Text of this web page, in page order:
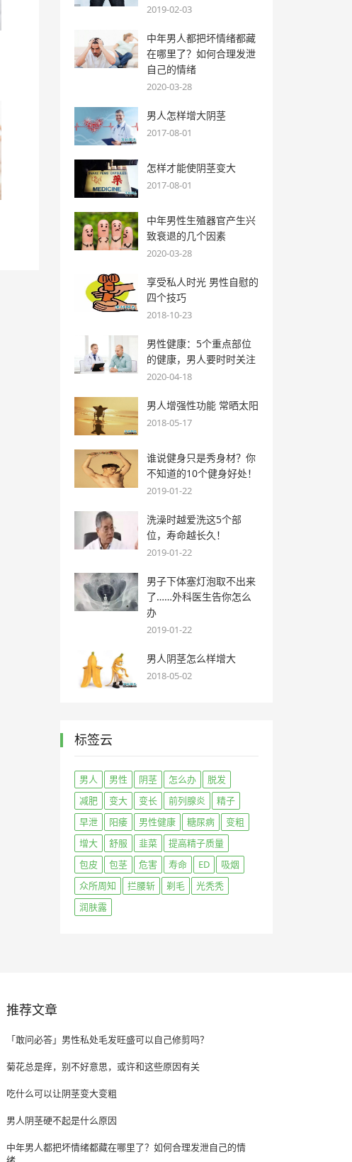
2019-02-03
中年男人都把坏情绪都藏
在哪里了？如何合理发泄
自己的情绪
2020-03-28
男人怎样增大阴茎
2017-08-01
怎样才能使阴茎变大
2017-08-01
中年男性生殖器官产生兴
致衰退的几个因素
2020-03-28
享受私人时光 男性自慰的
四个技巧
2018-10-23
男性健康：5个重点部位
的健康，男人要时时关注
2020-04-18
男人增强性功能 常晒太阳
2018-05-17
谁说健身只是秀身材？你
不知道的10个健身好处！
2019-01-22
洗澡时越爱洗这5个部
位，寿命越长久！
2019-01-22
男子下体塞灯泡取不出来
了……外科医生告你怎么
办
2019-01-22
男人阴茎怎么样增大
2018-05-02
标签云
男人 男性 阴茎 怎么办
脱发
减肥
变大 变长 前列腺炎
精子
早泄
阳痿 男性健康 糖尿病
变粗
增大
舒服 韭菜
提高精子质量
包皮
包茎 危害 寿命 ED
吸烟
众所周知
拦腰斩 剃毛
光秃秃
润肤露
推荐文章
「敢问必答」男性私处毛发旺盛可以自己修剪吗？
菊花总是痒，别不好意思，或许和这些原因有关
吃什么可以让阴茎变大变粗
男人阴茎硬不起是什么原因
中年男人都把坏情绪都藏在哪里了？如何合理发泄自己的情